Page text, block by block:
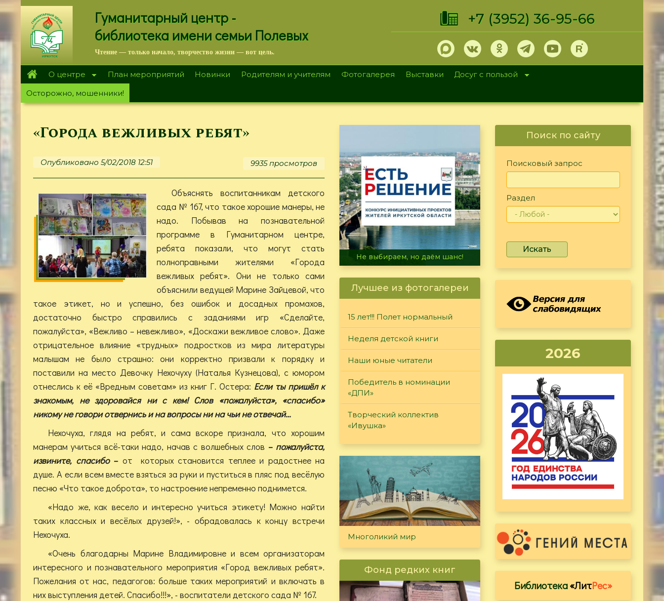
Перейти
к
основному
содержанию
Гуманитарный центр -
библиотека имени семьи Полевых
Чтение — только начало, творчество жизни — вот цель.
+7 (3952) 36-95-66
О центре План мероприятий Новинки Родителям и учителям Фотогалерея Выставки
Досуг с пользой
Осторожно, мошенники!
«Города вежливых ребят»
Опубликовано 5/02/2018 12:51 9935 просмотров
Объяснять воспитанникам детского
сада № 167, что такое хорошие манеры, не
надо. Побывав на познавательной
программе в Гуманитарном центре,
ребята показали, что могут стать
полноправными жителями «Города
вежливых ребят». Они не только сами
объяснили ведущей Марине Зайцевой, что
такое этикет, но и успешно, без ошибок и досадных промахов,
достаточно быстро справились с заданиями игр «Сделайте,
пожалуйста», «Вежливо – невежливо», «Доскажи вежливое слово». Даже
отрицательное влияние «трудных» подростков из мира литературы
малышам не было страшно: они корректно призвали к порядку и
поставили на место Девочку Нехочуху (Наталья Кузнецова), с юмором
отнеслись к её «Вредным советам» из книг Г. Остера: Если ты пришёл к
знакомым, не здоровайся ни с кем! Слов «пожалуйста», «спасибо»
никому не говориотвернись и на вопросы ни на чьи не отвечай…
Нехочуха, глядя на ребят, и сама вскоре признала, что хорошим
манерам учиться всё-таки надо, начав с волшебных слов – пожалуйста,
извините, спасибо – от которых становится теплее и радостнее на
душе. А если всем вместе взяться за руки и пуститься в пляс под весёлую
песню «Что такое доброта», то настроение непременно поднимется.
«Надо же, как весело и интересно учиться этикету! Можно найти
таких классных и весёлых друзей!», - обрадовалась к концу встречи
Нехочуха.
«Очень благодарны Марине Владимировне и всем организаторам
интересного и познавательного мероприятия «Город вежливых ребят».
Пожелания от нас, педагогов: больше таких мероприятий и включать в
них выступления детей. Спасибо!!!», - воспитатели детского сада № 167.
В огне не горит, в воде не тонет
Лучшее из фотогалереи
15 лет!!! Полет нормальный
Неделя детской книги
Наши юные читатели
Победитель в номинации
«ДПИ»
Творческий коллектив
«Ивушка»
Многоликий мир
Фонд редких книг
Поиск по сайту
Поисковый запрос
Раздел
Искать
2026
Библиотека«ЛитРес»